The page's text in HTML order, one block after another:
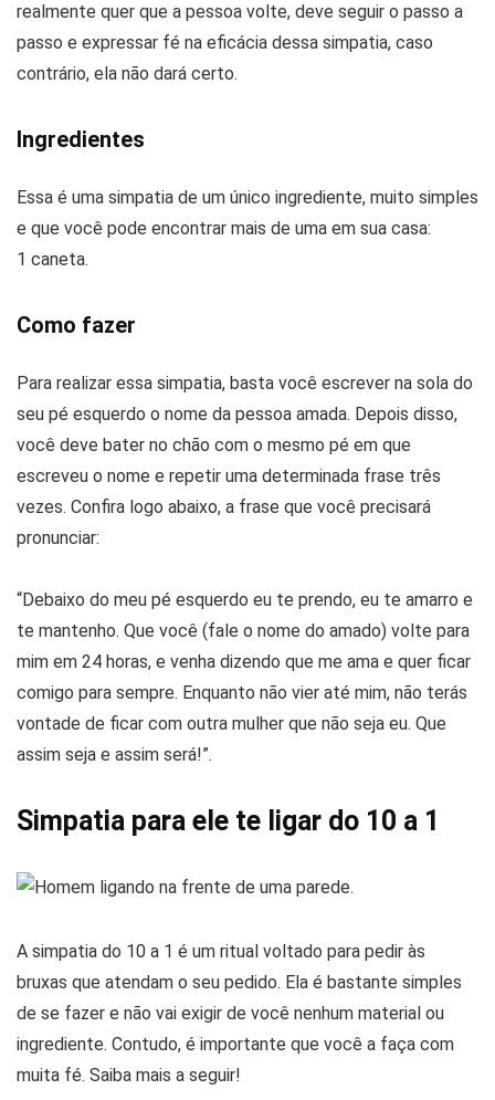
realmente quer que a pessoa volte, deve seguir o passo a
passo e expressar fé na eficácia dessa simpatia, caso
contrário, ela não dará certo.
Ingredientes
Essa é uma simpatia de um único ingrediente, muito simples
e que você pode encontrar mais de uma em sua casa:
1 caneta.
Como fazer
Para realizar essa simpatia, basta você escrever na sola do
seu pé esquerdo o nome da pessoa amada. Depois disso,
você deve bater no chão com o mesmo pé em que
escreveu o nome e repetir uma determinada frase três
vezes. Confira logo abaixo, a frase que você precisará
pronunciar:
“Debaixo do meu pé esquerdo eu te prendo, eu te amarro e
te mantenho. Que você (fale o nome do amado) volte para
mim em 24 horas, e venha dizendo que me ama e quer ficar
comigo para sempre. Enquanto não vier até mim, não terás
vontade de ficar com outra mulher que não seja eu. Que
assim seja e assim será!”.
Simpatia para ele te ligar do 10 a 1
A simpatia do 10 a 1 é um ritual voltado para pedir às
bruxas que atendam o seu pedido. Ela é bastante simples
de se fazer e não vai exigir de você nenhum material ou
ingrediente. Contudo, é importante que você a faça com
muita fé. Saiba mais a seguir!